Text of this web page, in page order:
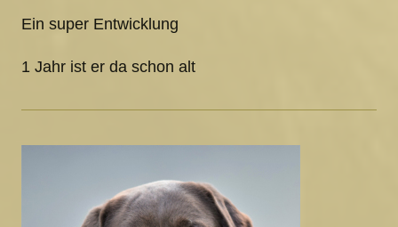
Ein super Entwicklung
1 Jahr ist er da schon alt